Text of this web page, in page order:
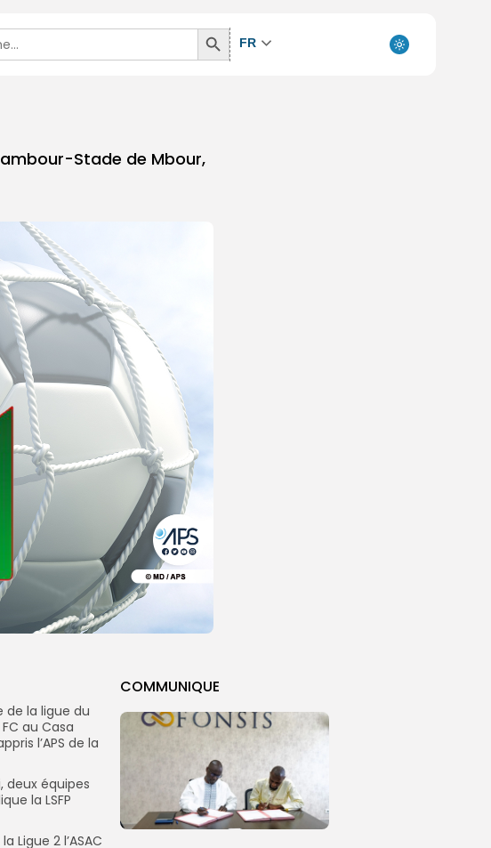
Search
Button
FR
Stade de Mbour,
COMMUNIQUE
de la ligue du
au Casa
l’APS de la
deux équipes
la LSFP
Ligue 2 l’ASAC